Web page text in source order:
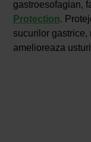
gastroesofagian,
Protection.
sucurilor gastrice,
amelioreaza